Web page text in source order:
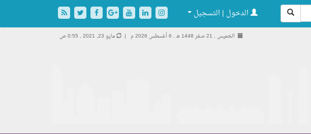
الدخول | التسجيل
الخميس , 21 صفر 1448 هـ , 6 أغسطس 2026 م | مايو 23, 2021 , 0:55 ص